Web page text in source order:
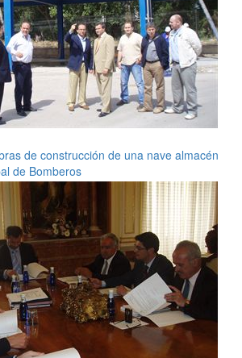
de construcción de una nave almacén
de Bomberos